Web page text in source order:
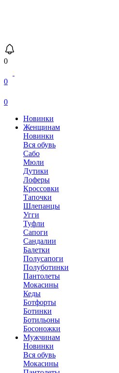
0
0
0
Новинки
Женщинам
Новинки
Вся обувь
Сабо
Мюли
Дутики
Лоферы
Кроссовки
Тапочки
Шлепанцы
Угги
Туфли
Сапоги
Сандалии
Балетки
Полусапоги
Полуботинки
Пантолеты
Мокасины
Кеды
Ботфорты
Ботинки
Ботильоны
Босоножки
Мужчинам
Новинки
Вся обувь
Мокасины